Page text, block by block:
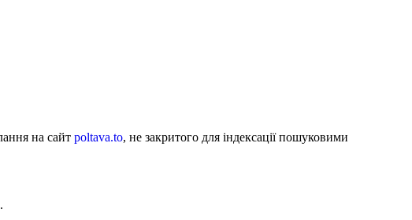
на сайт poltava.to, не закритого для індексації пошуковими